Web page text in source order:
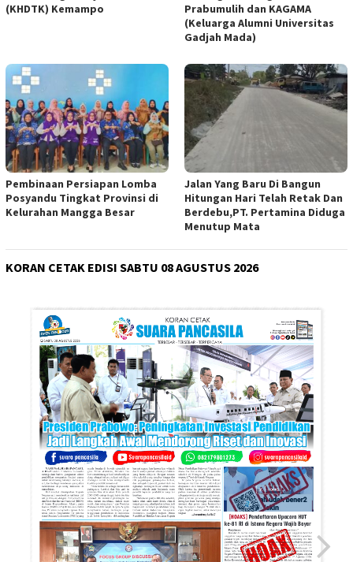
(KHDTK) Kemampo
Prabumulih dan KAGAMA
(Keluarga Alumni Universitas
Gadjah Mada)
Pembinaan Persiapan Lomba
Posyandu Tingkat Provinsi di
Kelurahan Mangga Besar
Jalan Yang Baru Di Bangun
Hitungan Hari Telah Retak Dan
Berdebu,PT. Pertamina Diduga
Menutup Mata
KORAN CETAK EDISI SABTU 08 AGUSTUS 2026